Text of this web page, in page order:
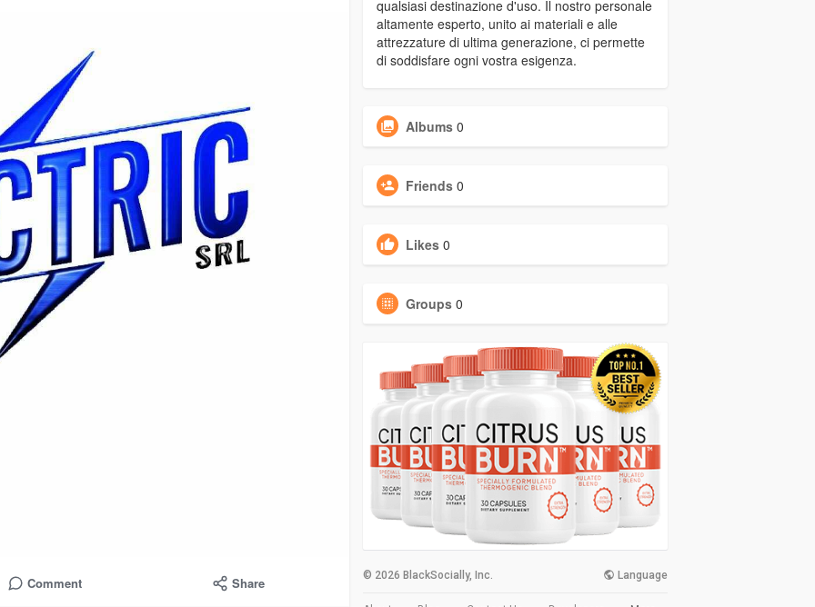
Comment Share
qualsiasi destinazione d'uso. Il nostro personale
altamente esperto, unito ai materiali e alle
attrezzature di ultima generazione, ci permette
di soddisfare ogni vostra esigenza.
Albums 0
Friends 0
Likes 0
Groups 0
© 2026 BlackSocially, Inc. Language